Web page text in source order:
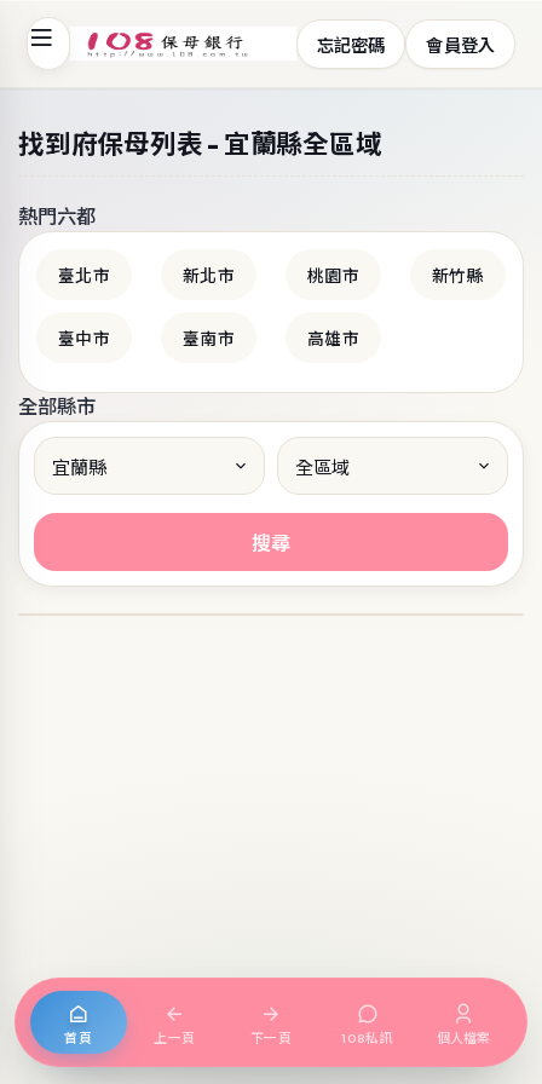
108保母銀行 - 提供家長、保母媒合平台與專業坐月子
忘記密碼 會員登入
首頁 上一頁 下一頁 108私訊 個人檔案
找到府保母列表 - 宜蘭縣全區域
熱門六都
臺北市 新北市 桃園市 新竹縣
臺中市 臺南市 高雄市
全部縣市
搜尋